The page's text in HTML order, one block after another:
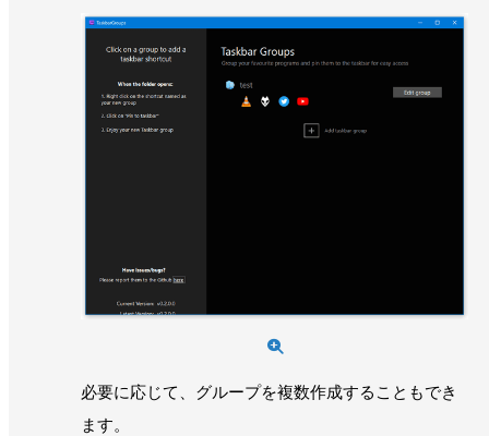
必要に応じて、グループを複数作成することもでき
ます。